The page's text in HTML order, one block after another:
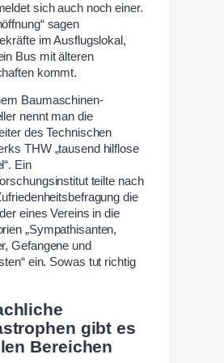
sich auch noch einer.
sagen
im Ausflugslokal,
Bus mit älteren
kommt.
Baumaschinen-
nennt man die
des Technischen
THW „tausend hilflose
Ein
teilte nach
die
eines Vereins in die
„Sympathisanten,
Gefangene und
ein. Sowas tut richtig
gibt es
Bereichen